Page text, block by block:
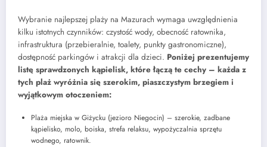
Wybranie najlepszej plaży na Mazurach wymaga uwzględnienia
kilku istotnych czynników: czystość wody, obecność ratownika,
infrastruktura (przebieralnie, toalety, punkty gastronomiczne),
dostępność parkingów i atrakcji dla dzieci. Poniżej prezentujemy
listę sprawdzonych kąpielisk, które łączą te cechy – każda z
tych plaż wyróżnia się szerokim, piaszczystym brzegiem i
wyjątkowym otoczeniem:
Plaża miejska w Giżycku (jezioro Niegocin) – szerokie, zadbane
kąpielisko, molo, boiska, strefa relaksu, wypożyczalnia sprzętu
wodnego, ratownik.